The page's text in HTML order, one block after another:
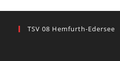
TSV 08 Hemfurth-Edersee